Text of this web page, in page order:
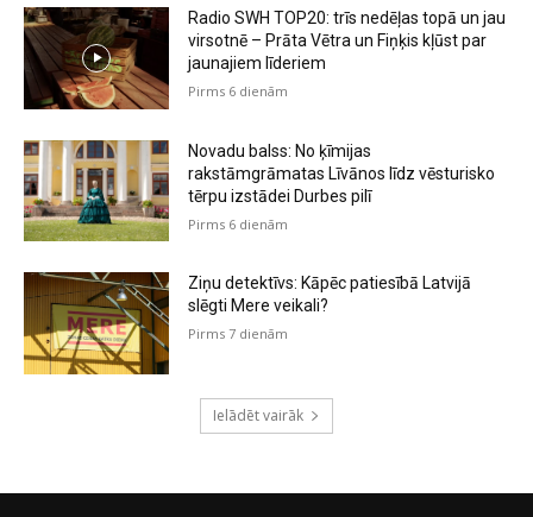
Radio SWH TOP20: trīs nedēļas topā un jau
virsotnē – Prāta Vētra un Fiņķis kļūst par
jaunajiem līderiem
Pirms 6 dienām
Novadu balss: No ķīmijas
rakstāmgrāmatas Līvānos līdz vēsturisko
tērpu izstādei Durbes pilī
Pirms 6 dienām
Ziņu detektīvs: Kāpēc patiesībā Latvijā
slēgti Mere veikali?
Pirms 7 dienām
Ielādēt vairāk